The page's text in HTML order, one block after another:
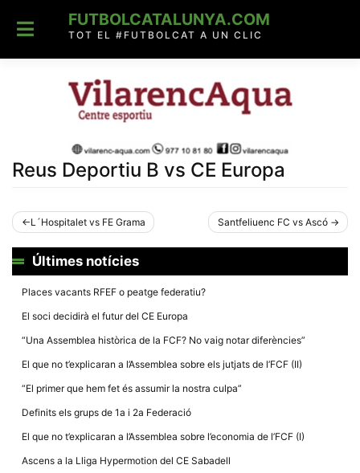
content
FUTBOLCATALUNYA.COM
TOT EL #FUTBOLCAT A UN CLIC
Reus Deportiu B vs CE Europa
Navegació
d'entrades
L´Hospitalet vs FE Grama Santfeliuenc FC vs Ascó
Últimes notícies
Places vacants RFEF o peatge federatiu?
El soci decidirà el futur del CE Europa
“Una Assemblea històrica de la FCF? No vaig notar diferències”
El que no t’explicaran a l’Assemblea sobre els jutjats de l’FCF (II)
“El primer que hem fet és assumir la nostra culpa”
Definits els grups de 1a i 2a Federació
El que no t’explicaran a l’Assemblea sobre l’economia de l’FCF (I)
Ascens a la Lliga Hypermotion del CE SabadellNecessàries